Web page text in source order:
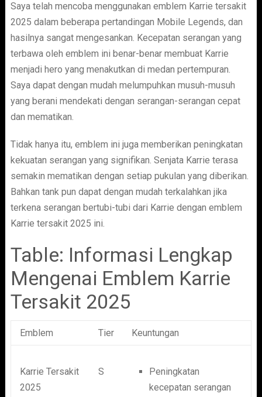
Saya telah mencoba menggunakan emblem Karrie tersakit
2025 dalam beberapa pertandingan Mobile Legends, dan
hasilnya sangat mengesankan. Kecepatan serangan yang
terbawa oleh emblem ini benar-benar membuat Karrie
menjadi hero yang menakutkan di medan pertempuran.
Saya dapat dengan mudah melumpuhkan musuh-musuh
yang berani mendekati dengan serangan-serangan cepat
dan mematikan.
Tidak hanya itu, emblem ini juga memberikan peningkatan
kekuatan serangan yang signifikan. Senjata Karrie terasa
semakin mematikan dengan setiap pukulan yang diberikan.
Bahkan tank pun dapat dengan mudah terkalahkan jika
terkena serangan bertubi-tubi dari Karrie dengan emblem
Karrie tersakit 2025 ini.
Table: Informasi Lengkap
Mengenai Emblem Karrie
Tersakit 2025
Emblem Tier Keuntungan
Karrie Tersakit
2025
S
Peningkatan
kecepatan serangan